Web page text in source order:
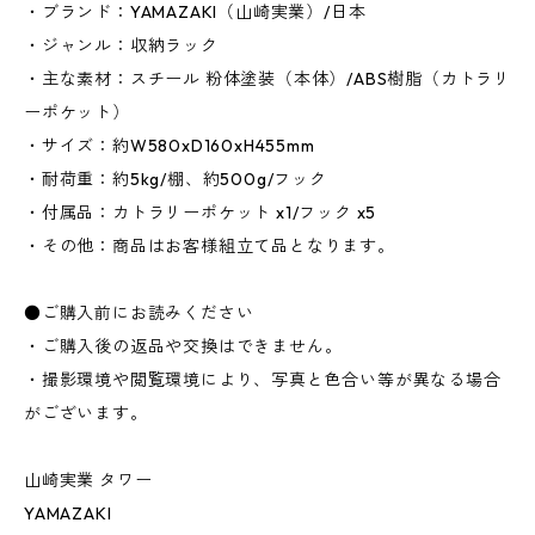
・ブランド：YAMAZAKI（山崎実業）/日本
・ジャンル：収納ラック
・主な素材：スチール 粉体塗装（本体）/ABS樹脂（カトラリ
ーポケット）
・サイズ：約W580xD160xH455mm
・耐荷重：約5kg/棚、約500g/フック
・付属品：カトラリーポケット x1/フック x5
・その他：商品はお客様組立て品となります。
●ご購入前にお読みください
・ご購入後の返品や交換はできません。
・撮影環境や閲覧環境により、写真と色合い等が異なる場合
がございます。
山崎実業 タワー
YAMAZAKI